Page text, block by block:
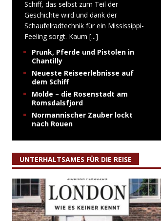
Schiff, das selbst zum Teil der
Geschichte wird und dank der
Schaufelradtechnik für ein Mississippi-
Feeling sorgt. Kaum [...]
Prunk, Pferde und Pistolen in
Chantilly
Neueste Reiseerlebnisse auf
dem Schiff
Molde – die Rosenstadt am
Romsdalsfjord
Normannischer Zauber lockt
nach Rouen
UNTERHALTSAMES FÜR DIE REISE